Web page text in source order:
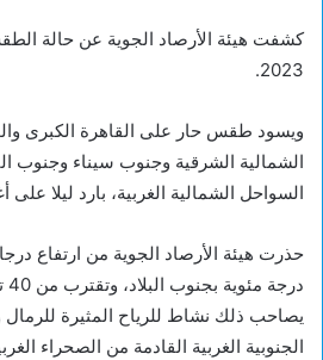
2023.
ويسود طقس حار على القاهرة الكبرى
الشمالية الشرقية وجنوب سيناء وجنوب
السواحل الشمالية الغربية، بارد ليلا على
يصاحب ذلك نشاط للرياح المثيرة للرمال
الجنوبية الغربية القادمة من الصحراء